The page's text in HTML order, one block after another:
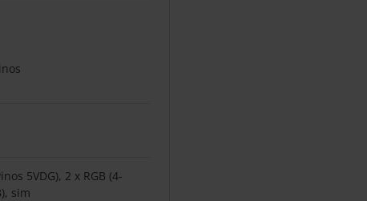
5VDG), 2 x RGB (4-
sim